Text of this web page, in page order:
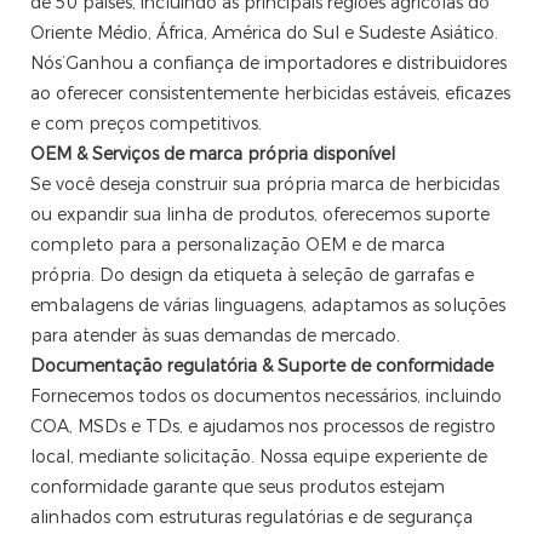
Oriente Médio, África, América do Sul e Sudeste Asiático.
Nós’Ganhou a confiança de importadores e distribuidores
ao oferecer consistentemente herbicidas estáveis, eficazes
e com preços competitivos.
OEM & Serviços de marca própria disponível
Se você deseja construir sua própria marca de herbicidas
ou expandir sua linha de produtos, oferecemos suporte
completo para a personalização OEM e de marca
própria. Do design da etiqueta à seleção de garrafas e
embalagens de várias linguagens, adaptamos as soluções
para atender às suas demandas de mercado.
Documentação regulatória & Suporte de conformidade
Fornecemos todos os documentos necessários, incluindo
COA, MSDs e TDs, e ajudamos nos processos de registro
local, mediante solicitação. Nossa equipe experiente de
conformidade garante que seus produtos estejam
alinhados com estruturas regulatórias e de segurança